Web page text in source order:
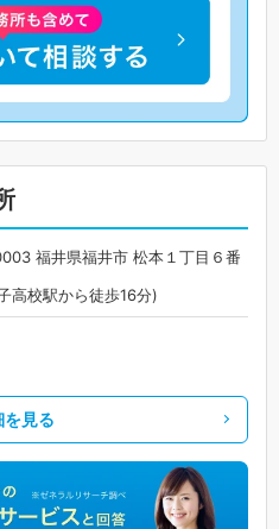
福井県福井市 松本１丁目６番
高校駅から徒歩16分)
を見る